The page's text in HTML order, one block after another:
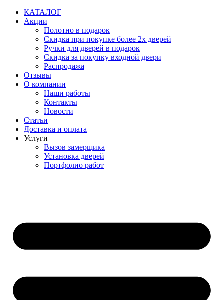
Перейти
содержимому
КАТАЛОГ
Акции
Полотно в подарок
Скидка при покупке более 2х дверей
Ручки для дверей в подарок
Скидка за покупку входной двери
Распродажа
Отзывы
О компании
Наши работы
Контакты
Новости
Статьи
Доставка и оплата
Услуги
Вызов замерщика
Установка дверей
Портфолио работ